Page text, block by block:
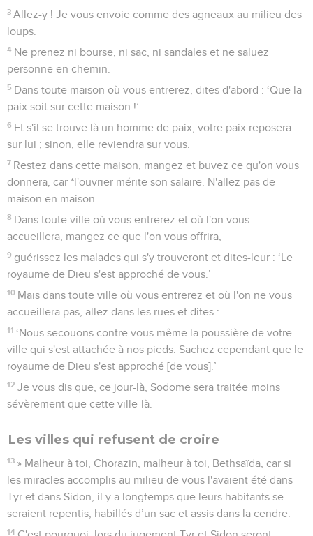
3 Allez-y ! Je vous envoie comme des agneaux au milieu des
loups.
4 Ne prenez ni bourse, ni sac, ni sandales et ne saluez
personne en chemin.
5 Dans toute maison où vous entrerez, dites d'abord : ‘Que la
paix soit sur cette maison !’
6 Et s'il se trouve là un homme de paix, votre paix reposera
sur lui ; sinon, elle reviendra sur vous.
7 Restez dans cette maison, mangez et buvez ce qu'on vous
donnera, car *l'ouvrier mérite son salaire. N'allez pas de
maison en maison.
8 Dans toute ville où vous entrerez et où l'on vous
accueillera, mangez ce que l'on vous offrira,
9 guérissez les malades qui s'y trouveront et dites-leur : ‘Le
royaume de Dieu s'est approché de vous.’
10 Mais dans toute ville où vous entrerez et où l'on ne vous
accueillera pas, allez dans les rues et dites :
11 ‘Nous secouons contre vous même la poussière de votre
ville qui s'est attachée à nos pieds. Sachez cependant que le
royaume de Dieu s'est approché [de vous].’
12 Je vous dis que, ce jour-là, Sodome sera traitée moins
sévèrement que cette ville-là.
Les villes qui refusent de croire
13 » Malheur à toi, Chorazin, malheur à toi, Bethsaïda, car si
les miracles accomplis au milieu de vous l'avaient été dans
Tyr et dans Sidon, il y a longtemps que leurs habitants se
seraient repentis, habillés d’un sac et assis dans la cendre.
14